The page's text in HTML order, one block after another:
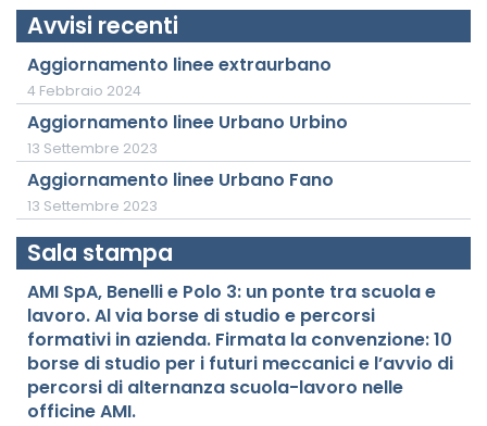
Avvisi recenti
Aggiornamento linee extraurbano
4 Febbraio 2024
Aggiornamento linee Urbano Urbino
13 Settembre 2023
Aggiornamento linee Urbano Fano
13 Settembre 2023
Sala stampa
AMI SpA, Benelli e Polo 3: un ponte tra scuola e
lavoro. Al via borse di studio e percorsi
formativi in azienda. Firmata la convenzione: 10
borse di studio per i futuri meccanici e l’avvio di
percorsi di alternanza scuola-lavoro nelle
officine AMI.